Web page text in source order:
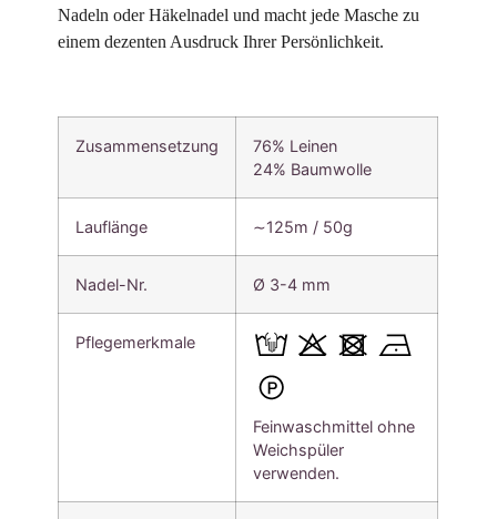
Nadeln oder Häkelnadel und macht jede Masche zu
einem dezenten Ausdruck Ihrer Persönlichkeit.
Zusammensetzung
76% Leinen
24% Baumwolle
Lauflänge ∼125m / 50g
Nadel-Nr. Ø 3-4 mm
Pflegemerkmale
Feinwaschmittel ohne
Weichspüler
verwenden.